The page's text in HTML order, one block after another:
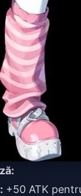
+50 ATK